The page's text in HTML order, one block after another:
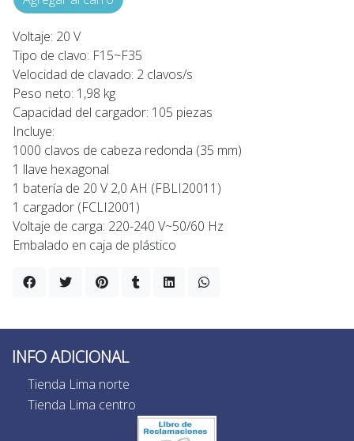
Voltaje: 20 V
Tipo de clavo: F15~F35
Velocidad de clavado: 2 clavos/s
Peso neto: 1,98 kg
Capacidad del cargador: 105 piezas
Incluye:
1000 clavos de cabeza redonda (35 mm)
1 llave hexagonal
1 batería de 20 V 2,0 AH (FBLI20011)
1 cargador (FCLI2001)
Voltaje de carga: 220-240 V~50/60 Hz
Embalado en caja de plástico
INFO ADICIONAL
Tienda Lima norte
Tienda Lima centro